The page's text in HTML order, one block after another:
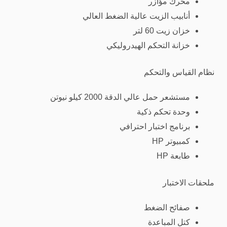
أنابيب الزيت عالية الضغط العالي
خزان زيت 60 لتر
خزانة التحكم الهيدروليكي
نظام القياس والتحكم
مستشعر حمل عالي الدقة 2000 كيلو نيوتن
وحدة تحكم ذكية
برنامج اختبار احترافي
كمبيوتر HP
طابعة HP
ملحقات الاختبار
صفائح الضغط
كتل المباعدة